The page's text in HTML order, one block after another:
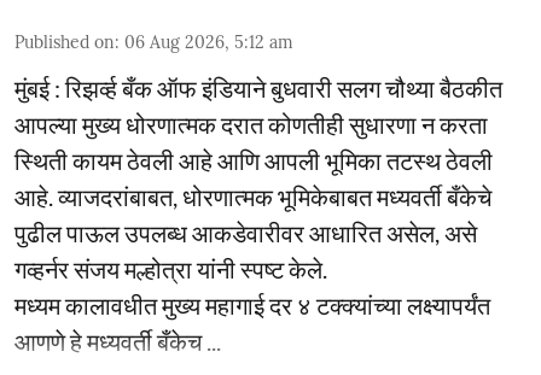
Published on: 06 Aug 2026, 5:12 am
मुंबई : रिझर्व्ह बँक ऑफ इंडियाने बुधवारी सलग चौथ्या बैठकीत
आपल्या मुख्य धोरणात्मक दरात कोणतीही सुधारणा न करता
स्थिती कायम ठेवली आहे आणि आपली भूमिका तटस्थ ठेवली
आहे. व्याजदरांबाबत, धोरणात्मक भूमिकेबाबत मध्यवर्ती बँकेचे
पुढील पाऊल उपलब्ध आकडेवारीवर आधारित असेल, असे
गव्हर्नर संजय मल्होत्रा यांनी स्पष्ट केले.
मध्यम कालावधीत मुख्य महागाई दर ४ टक्क्यांच्या लक्ष्यापर्यंत
आणणे हे मध्यवर्ती बँकेच ...